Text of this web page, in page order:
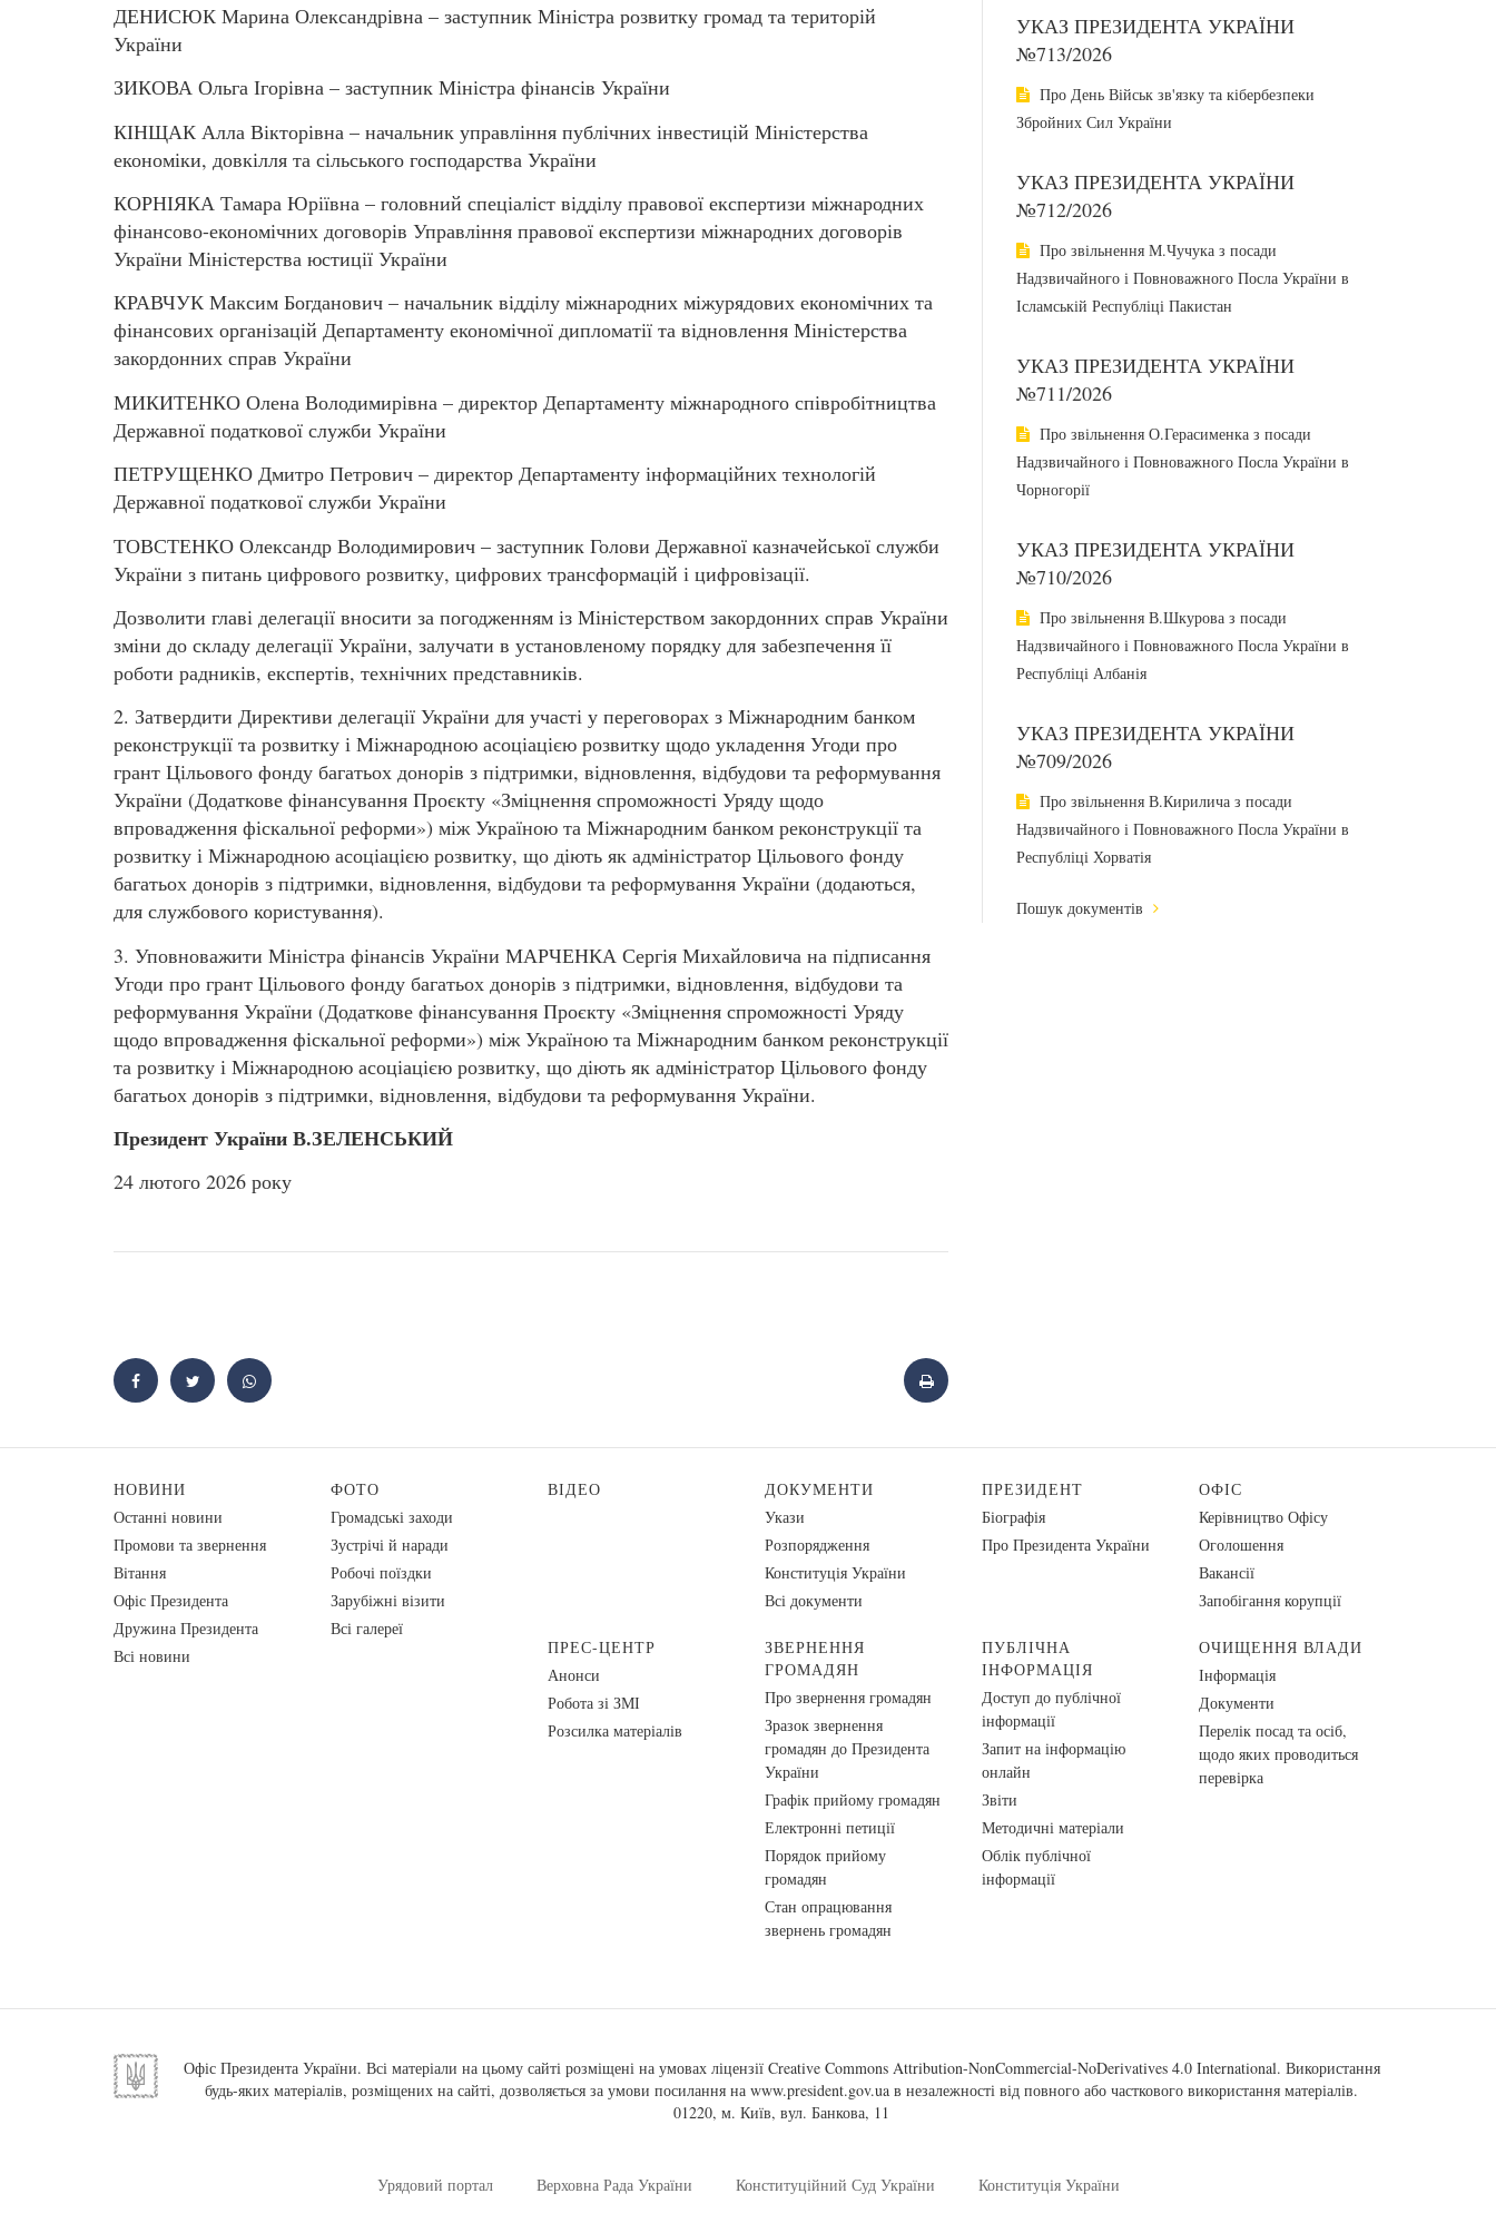
УКАЗ ПРЕЗИДЕНТА УКРАЇНИ
№713/2026
Про День Військ зв'язку та кібербезпеки
Збройних Сил України
УКАЗ ПРЕЗИДЕНТА УКРАЇНИ
№712/2026
Про звільнення М.Чучука з посади
Надзвичайного і Повноважного Посла України в
Ісламській Республіці Пакистан
УКАЗ ПРЕЗИДЕНТА УКРАЇНИ
№711/2026
Про звільнення О.Герасименка з посади
Надзвичайного і Повноважного Посла України в
Чорногорії
УКАЗ ПРЕЗИДЕНТА УКРАЇНИ
№710/2026
Про звільнення В.Шкурова з посади
Надзвичайного і Повноважного Посла України в
Республіці Албанія
УКАЗ ПРЕЗИДЕНТА УКРАЇНИ
№709/2026
Про звільнення В.Кирилича з посади
Надзвичайного і Повноважного Посла України в
Республіці Хорватія
Пошук документів
ДЕНИСЮК Марина Олександрівна – заступник Міністра розвитку громад та територій
України
ЗИКОВА Ольга Ігорівна – заступник Міністра фінансів України
КІНЩАК Алла Вікторівна – начальник управління публічних інвестицій Міністерства
економіки, довкілля та сільського господарства України
КОРНІЯКА Тамара Юріївна – головний спеціаліст відділу правової експертизи міжнародних
фінансово-економічних договорів Управління правової експертизи міжнародних договорів
України Міністерства юстиції України
КРАВЧУК Максим Богданович – начальник відділу міжнародних міжурядових економічних та
фінансових організацій Департаменту економічної дипломатії та відновлення Міністерства
закордонних справ України
МИКИТЕНКО Олена Володимирівна – директор Департаменту міжнародного співробітництва
Державної податкової служби України
ПЕТРУЩЕНКО Дмитро Петрович – директор Департаменту інформаційних технологій
Державної податкової служби України
ТОВСТЕНКО Олександр Володимирович – заступник Голови Державної казначейської служби
України з питань цифрового розвитку, цифрових трансформацій і цифровізації.
Дозволити главі делегації вносити за погодженням із Міністерством закордонних справ України
зміни до складу делегації України, залучати в установленому порядку для забезпечення її
роботи радників, експертів, технічних представників.
2. Затвердити Директиви делегації України для участі у переговорах з Міжнародним банком
реконструкції та розвитку і Міжнародною асоціацією розвитку щодо укладення Угоди про
грант Цільового фонду багатьох донорів з підтримки, відновлення, відбудови та реформування
України (Додаткове фінансування Проєкту «Зміцнення спроможності Уряду щодо
впровадження фіскальної реформи») між Україною та Міжнародним банком реконструкції та
розвитку і Міжнародною асоціацією розвитку, що діють як адміністратор Цільового фонду
багатьох донорів з підтримки, відновлення, відбудови та реформування України (додаються,
для службового користування).
3. Уповноважити Міністра фінансів України МАРЧЕНКА Сергія Михайловича на підписання
Угоди про грант Цільового фонду багатьох донорів з підтримки, відновлення, відбудови та
реформування України (Додаткове фінансування Проєкту «Зміцнення спроможності Уряду
щодо впровадження фіскальної реформи») між Україною та Міжнародним банком реконструкції
та розвитку і Міжнародною асоціацією розвитку, що діють як адміністратор Цільового фонду
багатьох донорів з підтримки, відновлення, відбудови та реформування України.
Президент України В.ЗЕЛЕНСЬКИЙ
24 лютого 2026 року
НОВИНИ
Останні новини
Промови та звернення
Вiтання
Офіс Президента
Дружина Президента
Всі новини
ФОТО
Громадські заходи
Зустрічі й наради
Робочі поїздки
Зарубіжні візити
Всі галереї
ВІДЕО
ДОКУМЕНТИ
Укази
Розпорядження
Конституція України
Всі документи
ПРЕЗИДЕНТ
Біографія
Про Президента України
ОФІС
Керівництво Офісу
Оголошення
Вакансії
Запобігання корупції
ПРЕС-ЦЕНТР
Анонси
Робота зі ЗМІ
Розсилка матеріалів
ЗВЕРНЕННЯ
ГРОМАДЯН
Про звернення громадян
Зразок звернення
громадян до Президента
України
Графік прийому громадян
Електронні петиції
Порядок прийому
громадян
Стан опрацювання
звернень громадян
ПУБЛІЧНА
ІНФОРМАЦІЯ
Доступ до публічної
інформації
Запит на інформацію
онлайн
Звіти
Методичні матеріали
Облік публічної
інформації
ОЧИЩЕННЯ ВЛАДИ
Інформація
Документи
Перелік посад та осіб,
щодо яких проводиться
перевірка
Офіс Президента України. Всі матеріали на цьому сайті розміщені на умовах ліцензії Creative Commons Attribution-NonCommercial-NoDerivatives 4.0 International. Використання
будь-яких матеріалів, розміщених на сайті, дозволяється за умови посилання на www.president.gov.ua в незалежності від повного або часткового використання матеріалів.
01220, м. Київ, вул. Банкова, 11
Урядовий портал Верховна Рада України Конституційний Суд України Конституція України